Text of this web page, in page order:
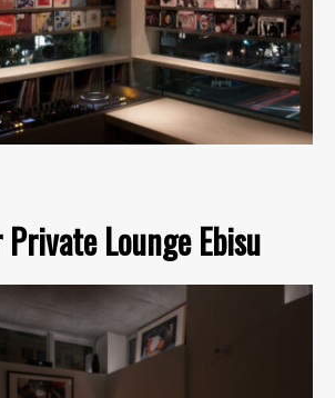
Lounge Ebisu